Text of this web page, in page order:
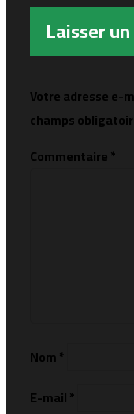
Laisser
Votre adresse e-
champs
Commentaire*
Nom*
E-mail*